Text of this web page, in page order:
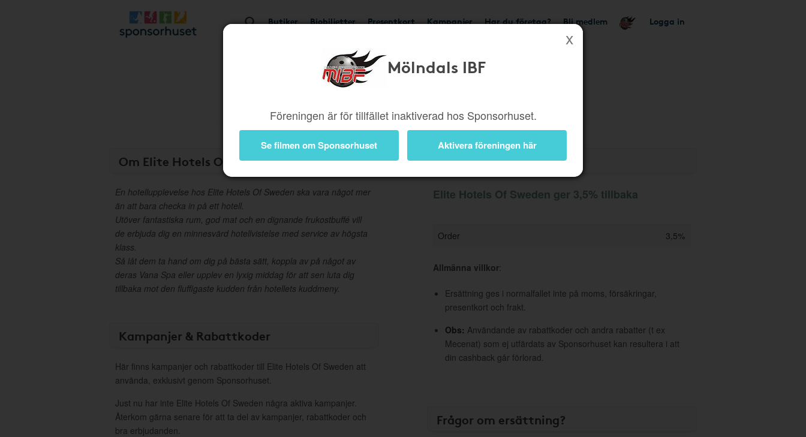
Butiker Biobiljetter Presentkort Kampanjer Har du företag? Bli medlem Logga in
Mölndals IBF
Föreningen är för tillfället inaktiverad hos Sponsorhuset.
Se filmen om Sponsorhuset Aktivera föreningen här
Om Elite Hotels Of Sweden
En hotellupplevelse hos Elite Hotels Of Sweden ska vara något mer
än att bara checka in på ett hotell.
Utöver fantastiska rum, god mat och en dignande frukostbuffé vill
de erbjuda dig en minnesvärd hotellvistelse med service av högsta
klass.
Så låt dem ta hand om dig på bästa sätt, koppla av på något av
deras Vana Spa eller upplev en lyxig middag för att sen luta dig
tillbaka mot den fluffigaste kudden från hotellets kuddmeny.
Kampanjer & Rabattkoder
Här finns kampanjer och rabattkoder till Elite Hotels Of Sweden att
använda, exklusivt genom Sponsorhuset.
Just nu har inte Elite Hotels Of Sweden några aktiva kampanjer.
Återkom gärna senare för att ta del av kampanjer, rabattkoder och
bra erbjudanden.
Information
Elite Hotels Of Sweden ger 3,5% tillbaka
Order 3,5%
Allmänna villkor:
Ersättning ges i normalfallet inte på moms, försäkringar,
presentkort och frakt.
Obs: Användande av rabattkoder och andra rabatter (t ex
Mecenat) som ej utfärdats av Sponsorhuset kan resultera i att
din cashback går förlorad.
Frågor om ersättning?